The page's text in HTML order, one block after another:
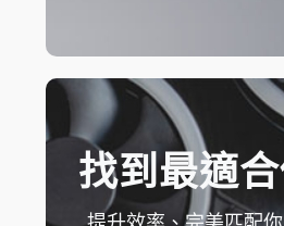
找到最適